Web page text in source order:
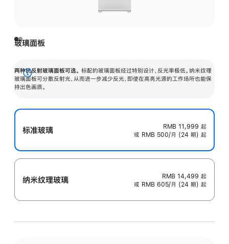
玻璃面板
两种抗反射玻璃面板可选。 标配的玻璃面板经过特别设计，反光率极低。纳米纹理
玻璃面板可分散反射光，从而进一步减少反光，即使在高亮光源的工作场所也能保
持出色画质。
展
开
标准玻璃 RMB 11,999 起
或 RMB 500/月 (24 期) 起
纳米纹理玻璃 RMB 14,499 起
或 RMB 605/月 (24 期) 起